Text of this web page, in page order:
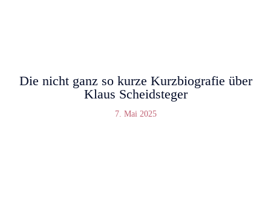
Die nicht ganz so kurze Kurzbiografie über
Klaus Scheidsteger
7. Mai 2025